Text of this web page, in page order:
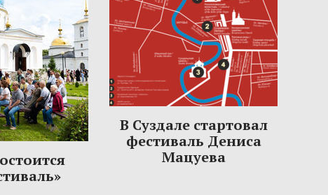
В Суздале стартовал
фестиваль Дениса
Мацуева